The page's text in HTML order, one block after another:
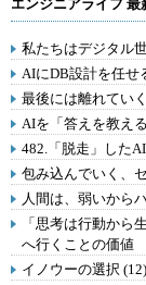
エンジニアライフ 最
私たちはデジタル
AIにDB設計を任せ
最後には離れてい
AIを「答えを教え
482.「脱走」した
包み込んでいく、
人間は、弱いから
「思考は行動から
へ行くことの価値
イノウーの選択